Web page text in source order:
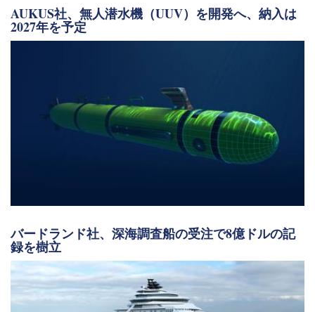
AUKUS社、無人潜水機（UUV）を開発へ、納入は
2027年を予定
バードランド社、深海調査船の受注で8億ドルの記
録を樹立